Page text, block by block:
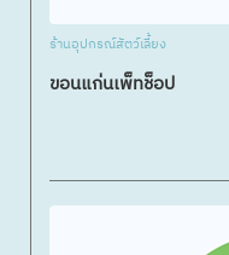
ร้านอุปกรณ์สัตว์เลี้ยง
ขอนแก่นเพ็ทช็อป